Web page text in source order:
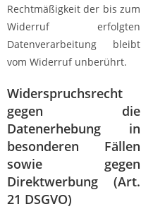
Rechtmäßigkeit der bis zum
Widerruf erfolgten
Datenverarbeitung bleibt
vom Widerruf unberührt.
Widerspruchsrecht
gegen die
Datenerhebung in
besonderen Fällen
sowie gegen
Direktwerbung (Art.
21 DSGVO)